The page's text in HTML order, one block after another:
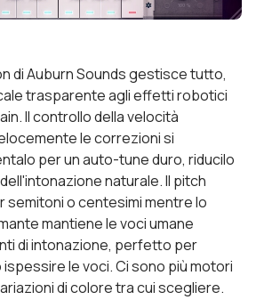
di Auburn Sounds gestisce tutto,
trasparente agli effetti robotici
Il controllo della velocità
le correzioni si
per un auto-tune duro, riducilo
naturale. Il pitch
o centesimi mentre lo
mantiene le voci umane
di intonazione, perfetto per
le voci. Ci sono più motori
di colore tra cui scegliere.